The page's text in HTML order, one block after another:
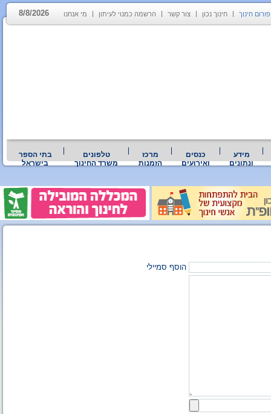
פורום חינוך חינוך נכון צור קשר הרשמה כמנוי לעיתון מי אנחנו 8/8/2026
מידע
ונתונים
כנסים
ואירועים
מרכז
הזמנות
טלפונים
משרד החינוך
בתי הספר
בישראל
הוסף סמיילי